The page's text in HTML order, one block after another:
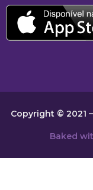
Copyright © 2021
Baked